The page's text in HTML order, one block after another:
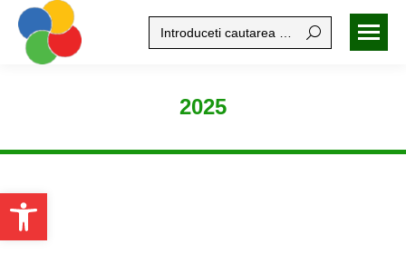
Open toolbar
Search:
2025